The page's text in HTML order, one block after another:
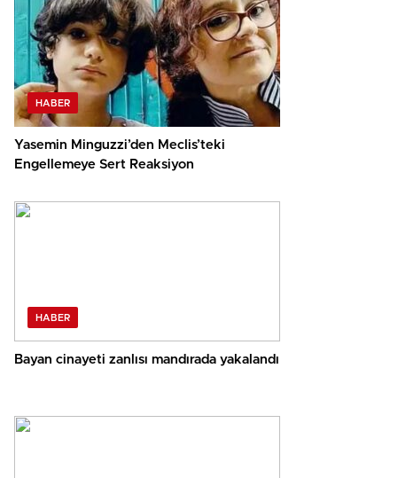
HABER
Yasemin Minguzzi’den Meclis’teki
Engellemeye Sert Reaksiyon
HABER
Bayan cinayeti zanlısı mandırada yakalandı